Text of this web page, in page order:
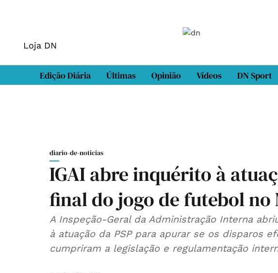
Loja DN
Edição Diária Últimas Opinião Vídeos DN Sport
diario-de-noticias
IGAI abre inquérito à
final do jogo de futebol
A Inspeção-Geral da Administração Interna
à atuação da PSP para apurar se os disparos
cumpriram a legislação e regulamentação